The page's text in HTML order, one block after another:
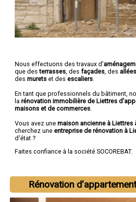
Nous effectuons des travaux d'
que desterrasses , des façades , des allées
des murets et des escaliers
En tant que professionnels du bâtiment,
la rénovation immobilière de Liettres
maisons et de commerces
Vous avez une maison ancienne à Liettres
cherchez une entreprise de rénovation à
d'état ?
Faites confiance à la société SOCOREBAT.
Rénovation